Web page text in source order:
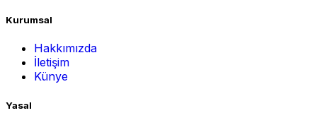
Kurumsal
Hakkımızda
İletişim
Künye
Yasal